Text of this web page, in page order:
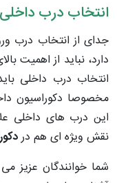
انتخاب درب داخلی
جدای از انتخاب درب
دارد، نباید از اهمیت
انتخاب درب داخلی
مخصوصا دکوراسیون
این درب های داخلی
نقش ویژه ای هم در
شما خوانندگان عزیز